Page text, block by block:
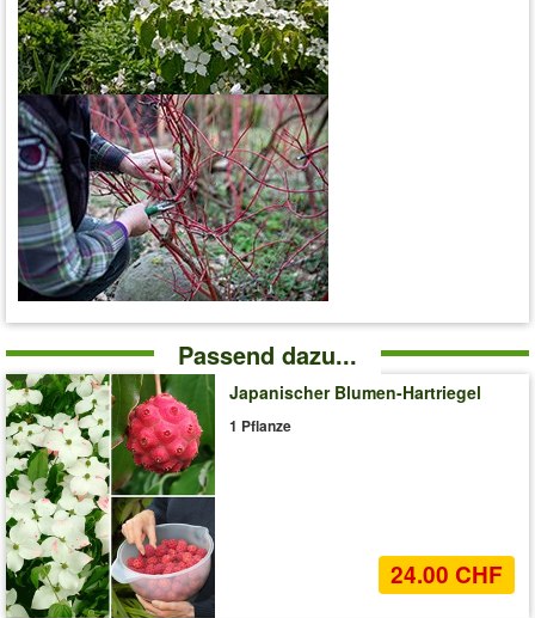
Passend dazu...
Japanischer Blumen-Hartriegel
1 Pflanze
24.00 CHF